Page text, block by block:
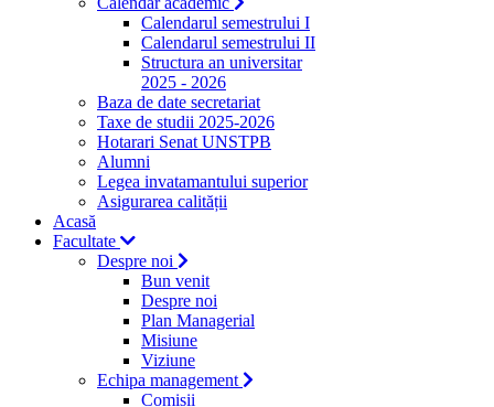
Calendarul semestrului I
Calendarul semestrului II
Structura an universitar
2025 - 2026
Baza de date secretariat
Taxe de studii 2025-2026
Hotarari Senat UNSTPB
Alumni
Legea invatamantului superior
Asigurarea calității
Acasă
Facultate
Despre noi
Bun venit
Despre noi
Plan Managerial
Misiune
Viziune
Echipa management
Comisii